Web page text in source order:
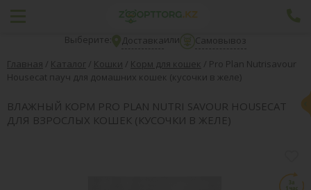
Выберите: Доставкаили
Самовывоз
Главная / Каталог / Кошки / Корм для кошек / Pro Plan Nutrisavour
Housecat пауч для домашних кошек (кусочки в желе)
ВЛАЖНЫЙ КОРМ PRO PLAN NUTRI SAVOUR HOUSECAT
ДЛЯ ВЗРОСЛЫХ КОШЕК (КУСОЧКИ В ЖЕЛЕ)